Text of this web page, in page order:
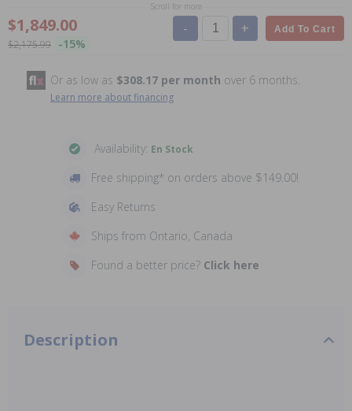
Scroll for more
$1,849.00
$2,175.99 -15%
- + Add To Cart
Or as low as $308.17 per month over 6 months.
Learn more about financing
Availability: En Stock
Free shipping* on orders above $149.00!
Easy Returns
Ships from Ontario, Canada
Found a better price? Click here
Description